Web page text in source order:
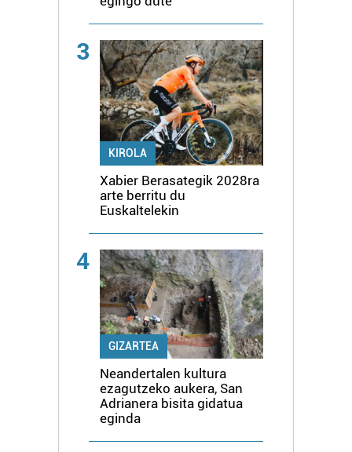
3
KIROLA
Xabier Berasategik 2028ra
arte berritu du
Euskaltelekin
4
GIZARTEA
Neandertalen kultura
ezagutzeko aukera, San
Adrianera bisita gidatua
eginda